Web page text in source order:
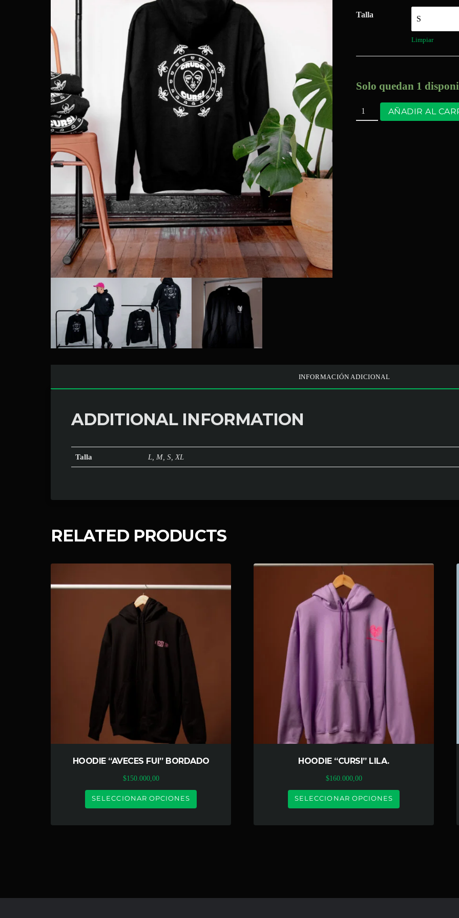
Talla
Limpiar
Solo quedan 1
AÑADIR AL
INFORMACIÓN ADICIONAL
ADDITIONAL INFORMATION
Talla L, M, S, XL
RELATED PRODUCTS
HOODIE “AVECES FUI” BORDADO
$150.000,00
SELECCIONAR OPCIONES
HOODIE “CURSI” LILA.
$160.000,00
SELECCIONAR OPCIONES